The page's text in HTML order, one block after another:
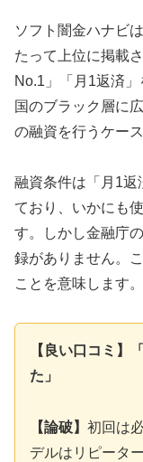
ソフト闇金ハナビ
たって上位に掲載
No.1」「月1返済
国のブラック層に
の融資を行うケー
融資条件は「月1返
ており、いかにも
す。しかし金融庁
録がありません。
ことを意味します。
【良い口コミ】
た」
【論破】 初回は
デルはリピータ